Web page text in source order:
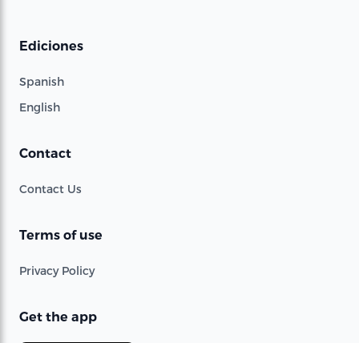
Ediciones
Spanish
English
Contact
Contact Us
Terms of use
Privacy Policy
Get the app